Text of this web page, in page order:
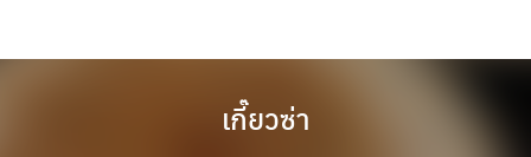
เกี๊ยวซ่า